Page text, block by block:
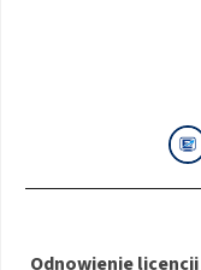
Odnowienie